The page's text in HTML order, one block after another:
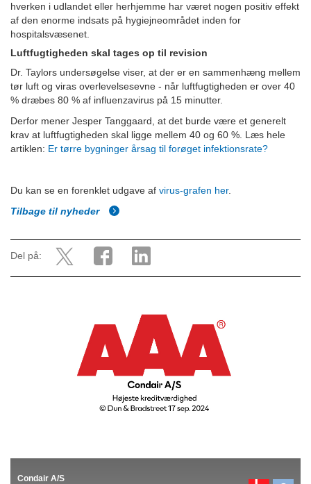
hverken i udlandet eller herhjemme har været nogen positiv effekt
af den enorme indsats på hygiejneområdet inden for
hospitalsvæsenet.
Luftfugtigheden skal tages op til revision
Dr. Taylors undersøgelse viser, at der er en sammenhæng mellem
tør luft og viras overlevelsesevne - når luftfugtigheden er over 40
% dræbes 80 % af influenzavirus på 15 minutter.
Derfor mener Jesper Tanggaard, at det burde være et generelt
krav at luftfugtigheden skal ligge mellem 40 og 60 %. Læs hele
artiklen: Er tørre bygninger årsag til forøget infektionsrate?
Du kan se en forenklet udgave af virus-grafen her.
Tilbage til nyheder
Del på:
Condair A/S